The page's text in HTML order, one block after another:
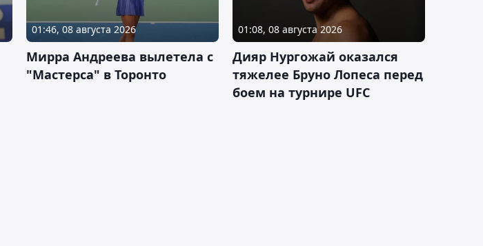
01:46, 08 августа 2026
Мирра Андреева вылетела с
"Мастерса" в Торонто
01:08, 08 августа 2026
Дияр Нургожай оказался
тяжелее Бруно Лопеса перед
боем на турнире UFC